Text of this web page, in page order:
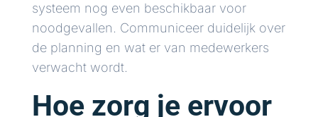
systeem nog even beschikbaar voor
noodgevallen. Communiceer duidelijk over
de planning en wat er van medewerkers
verwacht wordt.
Hoe zorg je ervoor